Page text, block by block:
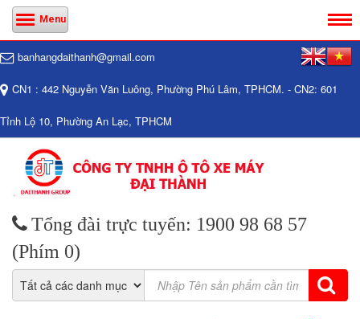
Menu
banhangdaithanh@gmail.com
CN1 : 442 Nguyễn Văn Luông, Phường Phú Lâm, TPHCM. - CN2: 601
Tỉnh Lộ 10, Phường An Lạc, TPHCM
Tổng đài trực tuyến: 1900 98 68 57
(Phím 0)